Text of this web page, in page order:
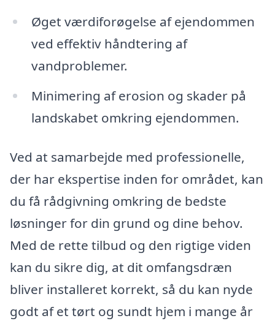
Øget værdiforøgelse af ejendommen
ved effektiv håndtering af
vandproblemer.
Minimering af erosion og skader på
landskabet omkring ejendommen.
Ved at samarbejde med professionelle,
der har ekspertise inden for området, kan
du få rådgivning omkring de bedste
løsninger for din grund og dine behov.
Med de rette tilbud og den rigtige viden
kan du sikre dig, at dit omfangsdræn
bliver installeret korrekt, så du kan nyde
godt af et tørt og sundt hjem i mange år